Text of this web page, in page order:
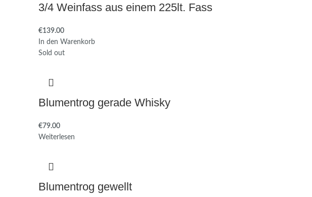
3/4 Weinfass aus einem 225lt. Fass
€139.00
In den Warenkorb
Sold out
Blumentrog gerade Whisky
€79.00
Weiterlesen
Blumentrog gewellt